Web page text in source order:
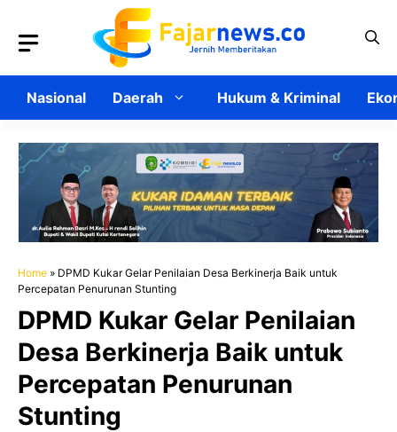
Nasional Daerah Hukum & Kriminal
Home » DPMD Kukar Gelar Penilaian Desa Berkinerja Baik untuk
Percepatan Penurunan Stunting
DPMD Kukar Gelar Penilaian
Desa Berkinerja Baik untuk
Percepatan Penurunan
Stunting